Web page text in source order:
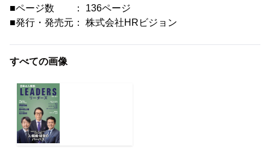
■ページ数 ： 136ページ
■発行・発売元： 株式会社HRビジョン
すべての画像